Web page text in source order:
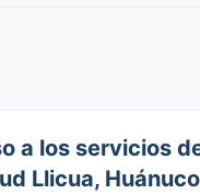
a los servicios
Llicua,